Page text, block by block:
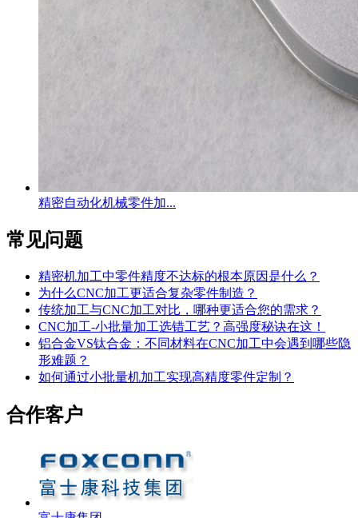
精密自动化机械零件加...
常见问题
精密机加工中零件精度不达标的根本原因是什么？
为什么CNC加工更适合复杂零件制造？
传统加工与CNC加工对比，哪种更适合您的需求？
CNC加工-小批量加工选错工艺？高强度秘诀在这！
铝合金VS钛合金：不同材料在CNC加工中会遇到哪些隐
形难题？
如何通过小批量机加工实现高精度零件定制？
合作客户